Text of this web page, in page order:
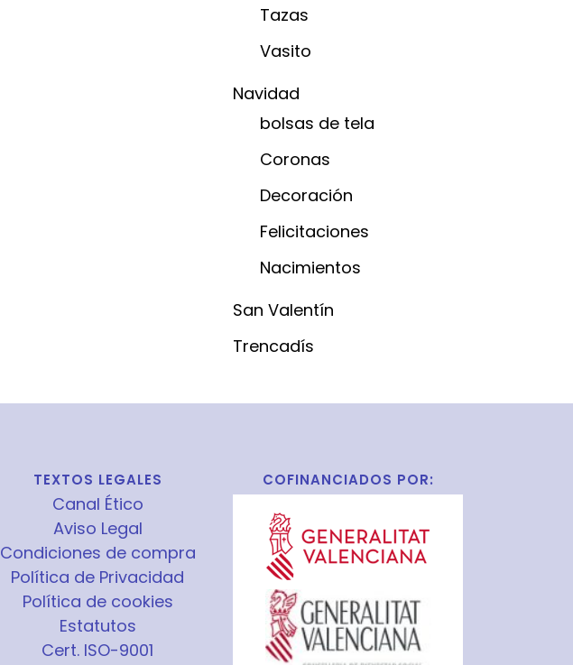
Tazas
Vasito
Navidad
bolsas de tela
Coronas
Decoración
Felicitaciones
Nacimientos
San Valentín
Trencadís
TEXTOS LEGALES
Canal Ético
Aviso Legal
Condiciones de compra
Política de Privacidad
Política de cookies
Estatutos
Cert. ISO-9001
COFINANCIADOS POR: